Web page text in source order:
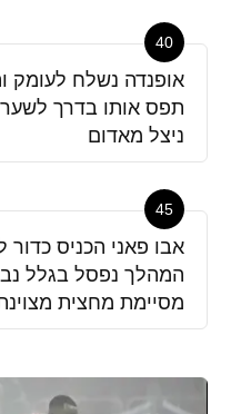
40
אופנדה נשלח לעומק
תפס אותו בדרך
ניצל מאדום
45
אבו פאני הכניס
המהלך נפסל בגלל
מסיימת מחצית